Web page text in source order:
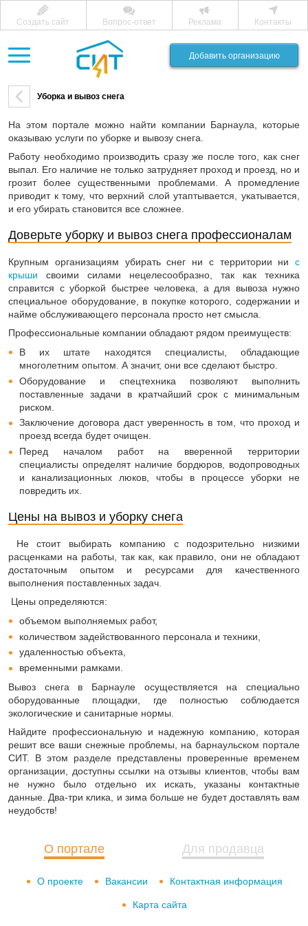
Создать сайт Вопрос-ответ Реклама Контакты
Добавить организацию
Уборка и вывоз снега
На этом портале можно найти компании Барнаула, которые
оказываю услуги по уборке и вывозу снега.
Работу необходимо производить сразу же после того, как снег
выпал. Его наличие не только затрудняет проход и проезд, но и
грозит более существенными проблемами. А промедление
приводит к тому, что верхний слой утаптывается, укатывается,
и его убирать становится все сложнее.
Доверьте уборку и вывоз снега профессионалам
Крупным организациям убирать снег ни с территории ни с
крыши своими силами нецелесообразно, так как техника
справится с уборкой быстрее человека, а для вывоза нужно
специальное оборудование, в покупке которого, содержании и
найме обслуживающего персонала просто нет смысла.
Профессиональные компании обладают рядом преимуществ:
В их штате находятся специалисты, обладающие
многолетним опытом. А значит, они все сделают быстро.
Оборудование и спецтехника позволяют выполнить
поставленные задачи в кратчайший срок с минимальным
риском.
Заключение договора даст уверенность в том, что проход и
проезд всегда будет очищен.
Перед началом работ на вверенной территории
специалисты определят наличие бордюров, водопроводных
и канализационных люков, чтобы в процессе уборки не
повредить их.
Цены на вывоз и уборку снега
Не стоит выбирать компанию с подозрительно низкими
расценками на работы, так как, как правило, они не обладают
достаточным опытом и ресурсами для качественного
выполнения поставленных задач.
Цены определяются:
объемом выполняемых работ,
количеством задействованного персонала и техники,
удаленностью объекта,
временными рамками.
Вывоз снега в Барнауле осуществляется на специально
оборудованные площадки, где полностью соблюдается
экологические и санитарные нормы.
Найдите профессиональную и надежную компанию, которая
решит все ваши снежные проблемы, на барнаульском портале
СИТ. В этом разделе представлены проверенные временем
организации, доступны ссылки на отзывы клиентов, чтобы вам
не нужно было отдельно их искать, указаны контактные
данные. Два-три клика, и зима больше не будет доставлять вам
неудобств!
О портале Для продавца
О проекте Вакансии Контактная информация
Карта сайта